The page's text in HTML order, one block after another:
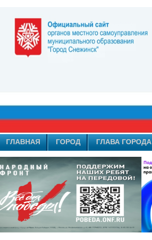
ГЛАВНАЯ ГОРОД ГЛАВА ГОРОДА